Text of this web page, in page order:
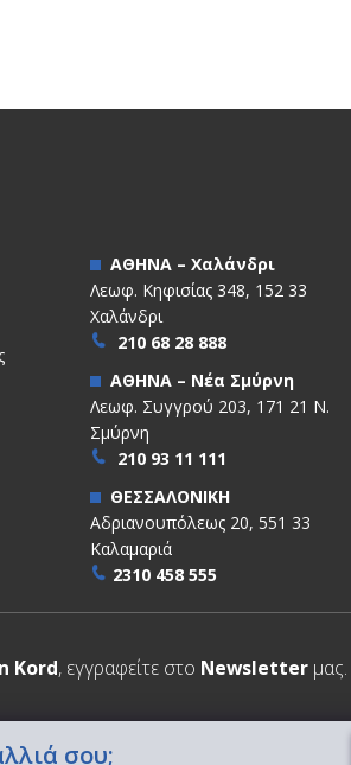
ΑΘΗΝΑ – Χαλάνδρι
Λεωφ. Κηφισίας 348, 152 33
Χαλάνδρι
210 68 28 888
ΑΘΗΝΑ – Νέα Σμύρνη
Λεωφ. Συγγρού 203, 171 21 Ν.
Σμύρνη
210 93 11 111
ΘΕΣΣΑΛΟΝΙΚΗ
Αδριανουπόλεως 20, 551 33
Καλαμαριά
2310 458 555
Kord, εγγραφείτε στο Newsletter μας.
σου;